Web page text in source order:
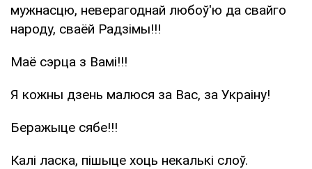
мужнасцю, неверагоднай любоў'ю да свайго
народу, сваёй Радзімы!!!
Маё сэрца з Вамі!!!
Я кожны дзень малюся за Вас, за Украіну!
Беражыце сябе!!!
Калі ласка, пішыце хоць некалькі слоў.